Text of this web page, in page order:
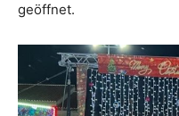
geöffnet.